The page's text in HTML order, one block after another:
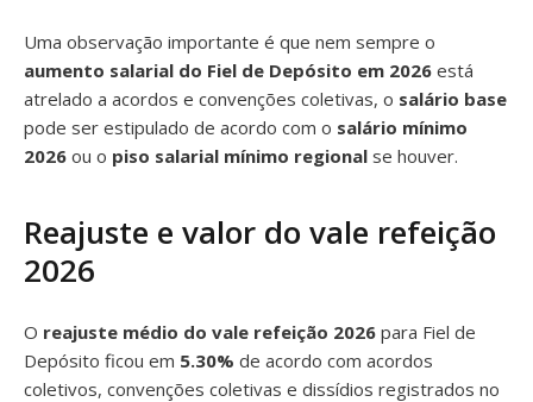
Uma observação importante é que nem sempre o
aumento salarial do Fiel de Depósito em 2026 está
atrelado a acordos e convenções coletivas, o salário base
pode ser estipulado de acordo com o salário mínimo
2026 ou o piso salarial mínimo regional se houver.
Reajuste e valor do vale refeição
2026
O reajuste médio do vale refeição 2026 para Fiel de
Depósito ficou em 5.30% de acordo com acordos
coletivos, convenções coletivas e dissídios registrados no